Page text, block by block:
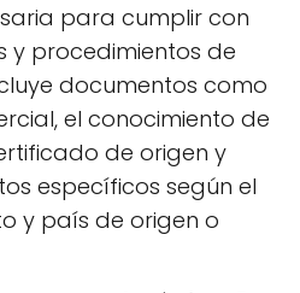
para cumplir con
y procedimientos de
documentos como
el conocimiento de
de origen y
específicos según el
y país de origen o